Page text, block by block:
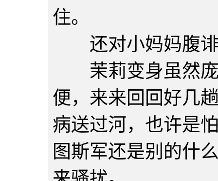
住。
还对小妈妈腹诽
茉莉变身虽然庞
便，来来回回好几
病送过河，也许是
图斯军还是别的什